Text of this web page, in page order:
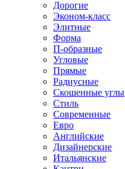
Дорогие
Эконом-класс
Элитные
Форма
П-образные
Угловые
Прямые
Радиусные
Скошенные углы
Стиль
Современные
Евро
Английские
Дизайнерские
Итальянские